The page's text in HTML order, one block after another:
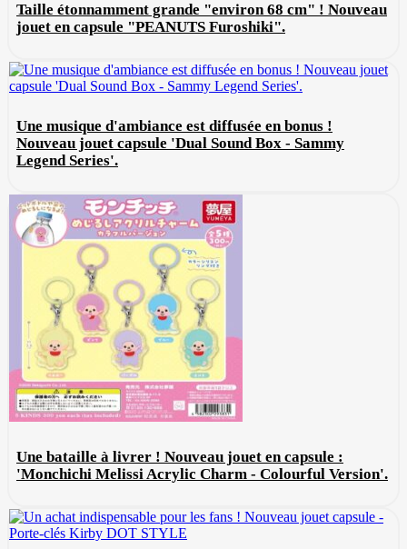
Taille étonnamment grande "environ 68 cm" ! Nouveau
jouet en capsule "PEANUTS Furoshiki".
Une musique d'ambiance est diffusée en bonus !
Nouveau jouet capsule 'Dual Sound Box - Sammy
Legend Series'.
Une bataille à livrer ! Nouveau jouet en capsule :
'Monchichi Melissi Acrylic Charm - Colourful Version'.